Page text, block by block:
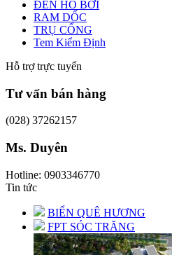
ĐÈN HỒ BƠI
RAM DỐC
TRỤ CỔNG
Tem Kiểm Định
Hỗ trợ trực tuyến
Tư vấn bán hàng
(028) 37262157
Ms. Duyên
Hotline: 0903346770
Tin tức
BIỂN QUÊ HƯƠNG
FPT SÓC TRĂNG